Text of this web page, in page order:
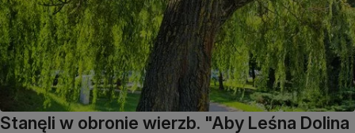
Stanęli w obronie wierzb. "Aby Leśna Dolina